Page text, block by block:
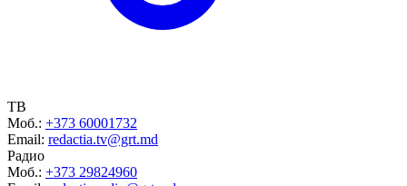
ТВ
Моб.: +373 60001732
Email: redactia.tv@grt.md
Радио
Моб.: +373 29824960